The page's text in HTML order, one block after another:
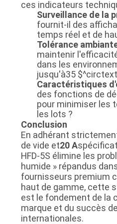
ces indicateurs
Surveillance de la
fournit-il des
temps réel et de
Tolérance
maintenir
dans les
jusqu'à35
Caractéristiques
des fonctions de
pour minimiser les
les lots ?
Conclusion
En adhérant
de vide et20 A
HFD-5S élimine les
humide » répandus
fournisseurs premium
haut de gamme, cette
est le fondement de la
marque et du succès
internationales.